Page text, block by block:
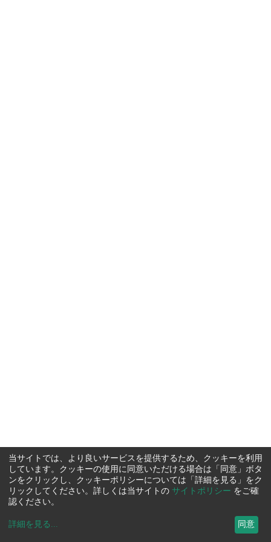
当サイトでは、より良いサービスを提供するため、クッキーを利用
しています。クッキーの使用に同意いただける場合は「同意」ボタ
ンをクリックし、クッキーポリシーについては「詳細を見る」をク
リックしてください。詳しくは当サイトの サイトポリシー をご確
認ください。
詳細を見る ... 同意